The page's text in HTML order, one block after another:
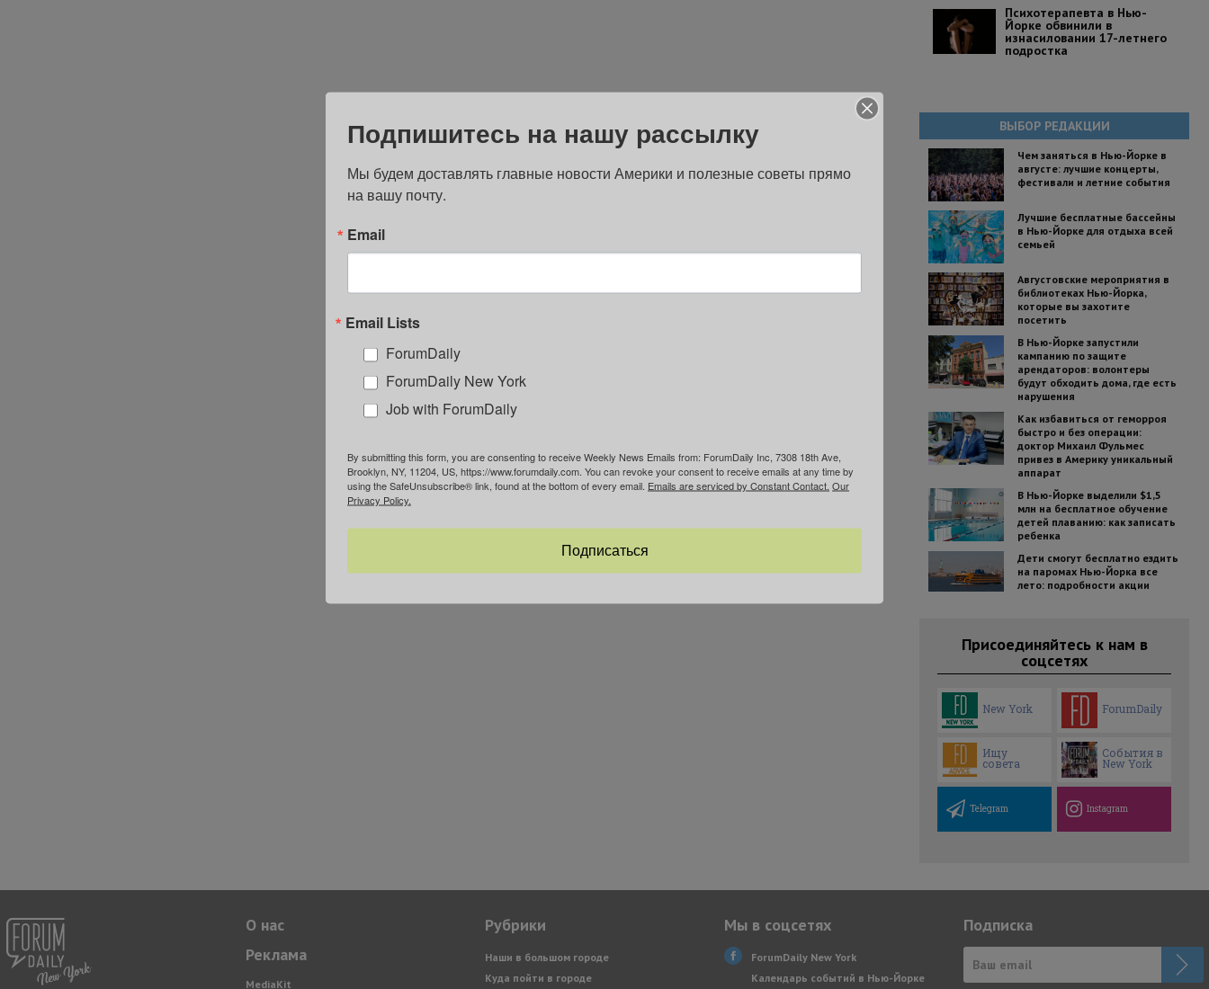
Психотерапевта в Нью-
Йорке обвинили в
изнасиловании 17-летнего
подростка
ВЫБОР РЕДАКЦИИ
Чем заняться в Нью-Йорке в
августе: лучшие концерты,
фестивали и летние события
Лучшие бесплатные бассейны
в Нью-Йорке для отдыха всей
семьей
Августовские мероприятия в
библиотеках Нью-Йорка,
которые вы захотите
посетить
В Нью-Йорке запустили
кампанию по защите
арендаторов: волонтеры
будут обходить дома, где есть
нарушения
Как избавиться от геморроя
быстро и без операции:
доктор Михаил Фульмес
привез в Америку уникальный
аппарат
В Нью-Йорке выделили $1,5
млн на бесплатное обучение
детей плаванию: как записать
ребенка
Дети смогут бесплатно ездить
на паромах Нью-Йорка все
лето: подробности акции
Присоединяйтесь к нам в
соцсетях
New York ForumDaily
Ищу
совета
События в
New York
Telegram Instagram
О нас
Реклама
MediaKit
Рубрики
Наши в большом городе
Куда пойти в городе
Мы в соцсетях
ForumDaily New York
Календарь событий в Нью-Йорке
Подписка
Подпишитесь на нашу рассылку
Мы будем доставлять главные новости Америки и полезные советы прямо
на вашу почту.
Email
Email Lists
ForumDaily
ForumDaily New York
Job with ForumDaily
By submitting this form, you are consenting to receive Weekly News Emails from: ForumDaily Inc, 7308 18th Ave,
Brooklyn, NY, 11204, US, https://www.forumdaily.com. You can revoke your consent to receive emails at any time by
using the SafeUnsubscribe® link, found at the bottom of every email. Emails are serviced by Constant Contact. Our
Privacy Policy.
Подписаться